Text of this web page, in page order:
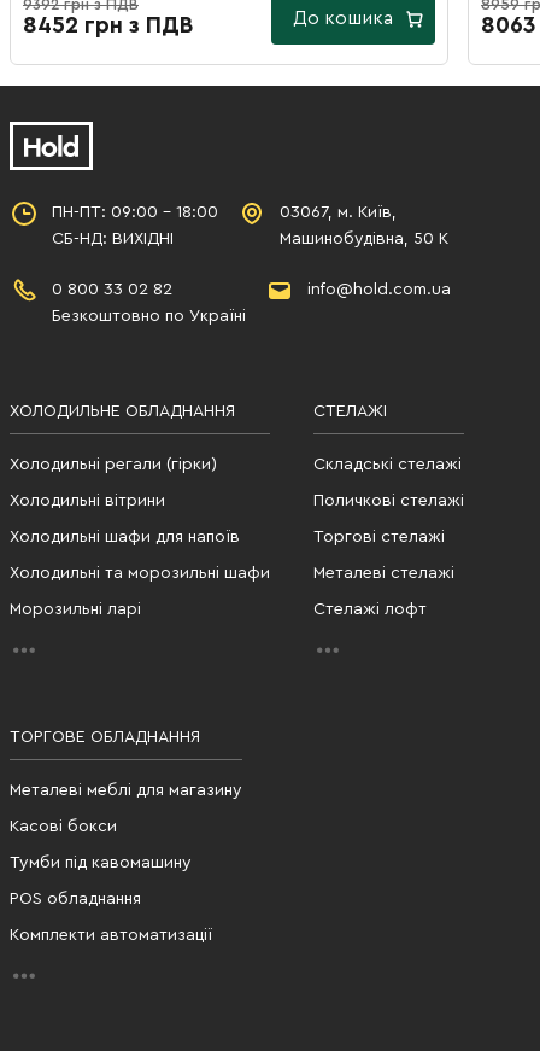
9392 грн з ПДВ
8452 грн з ПДВ До кошика
8959
ПН-ПТ: 09:00 - 18:00
СБ-НД: ВИХІДНІ
03067, м. Київ,
Машинобудівна, 50 К
0 800 33 02 82
Безкоштовно по Україні
info@hold.com.ua
ХОЛОДИЛЬНЕ ОБЛАДНАННЯ
Холодильні регали (гірки)
Холодильні вітрини
Холодильні шафи для напоїв
Холодильні та морозильні шафи
Морозильні ларі
СТЕЛАЖІ
Складські стелажі
Поличкові стелажі
Торгові стелажі
Металеві стелажі
Стелажі лофт
ТОРГОВЕ ОБЛАДНАННЯ
Металеві меблі для магазину
Касові бокси
Тумби під кавомашину
POS обладнання
Комплекти автоматизації